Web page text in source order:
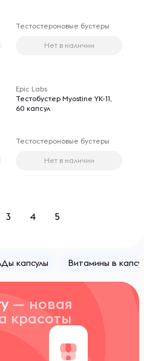
Тестостероновые бустеры
Нет в наличии
Epic Labs
Тестобустер Myostine YK-11,
60 капсул
Тестостероновые бустеры
Нет в наличии
3 4 5
капсулы Витамины в
— новая
красоты